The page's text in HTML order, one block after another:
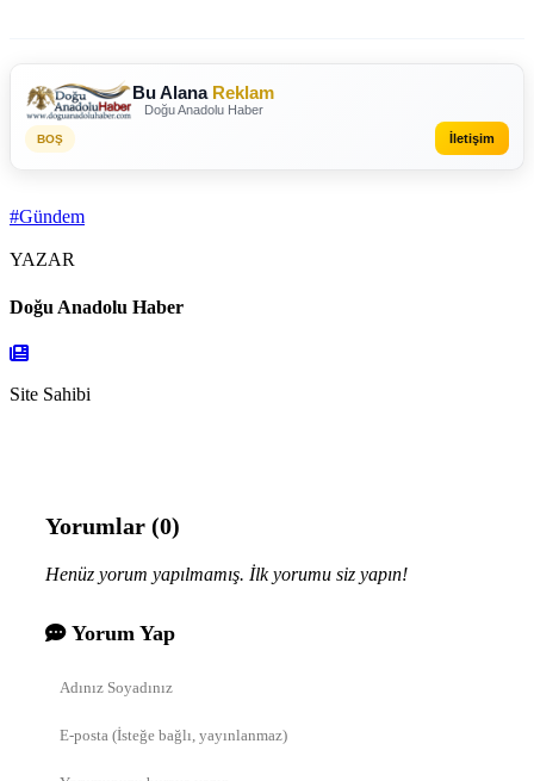
Bu Alana Reklam
Doğu Anadolu Haber
BOŞ İletişim
#Gündem
YAZAR
Doğu Anadolu Haber
Site Sahibi
Yorumlar (0)
Henüz yorum yapılmamış. İlk yorumu siz yapın!
Yorum Yap